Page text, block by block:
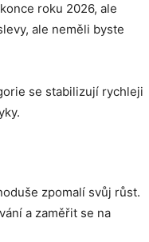
roku 2026, ale
ale neměli byste
se stabilizují rychleji
zpomalí svůj růst.
a zaměřit se na